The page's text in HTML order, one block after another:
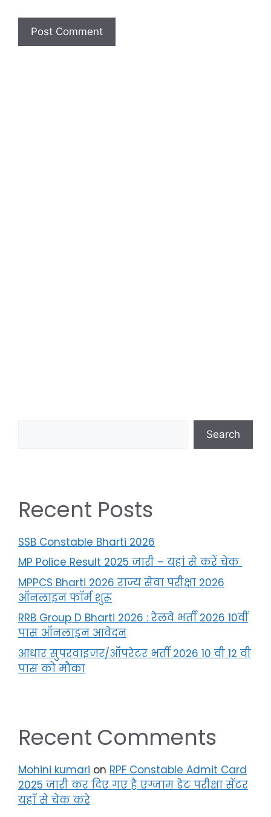
Search
Recent Posts
SSB Constable Bharti 2026
MP Police Result 2025 जारी – यहां से करें चेक
MPPCS Bharti 2026 राज्य सेवा परीक्षा 2026
ऑनलाइन फॉर्म शुरू
RRB Group D Bharti 2026 : रेलवे भर्ती 2026 10वीं
पास ऑनलाइन आवेदन
आधार सुपरवाइजर/ऑपरेटर भर्ती 2026 10 वी 12 वी
पास को मौका
Recent Comments
Mohini kumari on RPF Constable Admit Card
2025 जारी कर दिए गए है एग्जाम डेट परीक्षा सेंटर
यहाँ से चेक करे